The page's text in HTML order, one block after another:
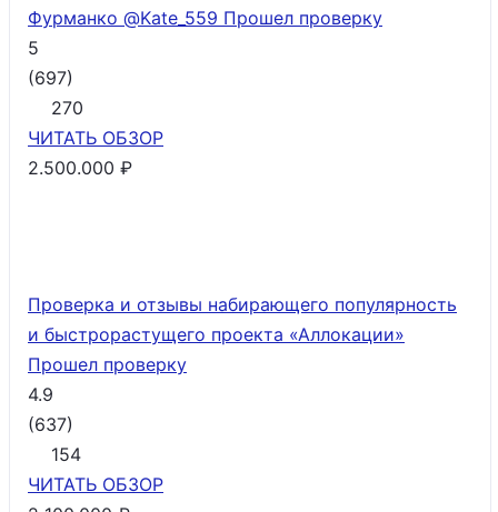
Фурманко @Kate_559 Прошел проверку
5
(697)
270
ЧИТАТЬ ОБЗОР
2.500.000 ₽
Проверка и отзывы набирающего популярность
и быстрорастущего проекта «Аллокации»
Прошел проверку
4.9
(637)
154
ЧИТАТЬ ОБЗОР